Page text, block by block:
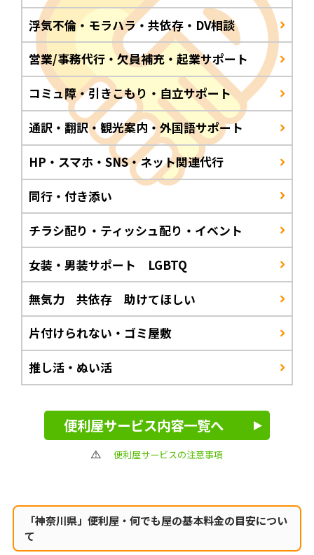
浮気不倫・モラハラ・共依存・DV相談
営業/事務代行・欠員補充・起業サポート
コミュ障・引きこもり・自立サポート
通訳・翻訳・観光案内・外国語サポート
HP・スマホ・SNS・ネット関連代行
同行・付き添い
チラシ配り・ティッシュ配り・イベント
女装・男装サポート LGBTQ
無気力 共依存 助けてほしい
片付けられない・ゴミ屋敷
推し活・ぬい活
便利屋サービス内容一覧へ
便利屋サービスの注意事項
「神奈川県」便利屋・何でも屋の基本料金の目安につい
て